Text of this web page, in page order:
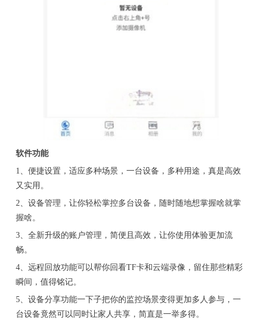
软件功能
1、便捷设置，适应多种场景，一台设备，多种用途，真是高效
又实用。
2、设备管理，让你轻松掌控多台设备，随时随地想掌握啥就掌
握啥。
3、全新升级的账户管理，简便且高效，让你使用体验更加流
畅。
4、远程回放功能可以帮你回看TF卡和云端录像，留住那些精彩
瞬间，值得铭记。
5、设备分享功能一下子把你的监控场景变得更加多人参与，一
台设备竟然可以同时让家人共享，简直是一举多得。